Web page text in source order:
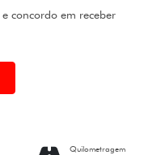
e concordo em receber
Quilometragem